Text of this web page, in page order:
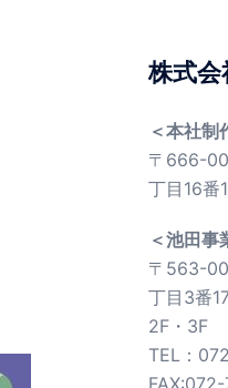
株式会
＜本社制
〒666-
丁目16番
＜池田事
〒563-
丁目3番
2F・3F
TEL：